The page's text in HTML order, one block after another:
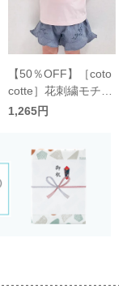
【50％OFF】［coto
cotte］花刺繍モチー
フTシャツ キッズ／
1,265円